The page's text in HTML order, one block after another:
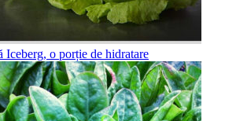
Iceberg, o porție de hidratare